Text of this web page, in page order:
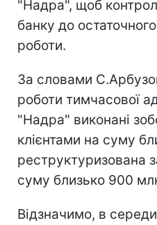
"Надра", щоб
банку до
роботи.
За словами
роботи тимчасової
"Надра" виконані
клієнтами на суму
реструктуризована
суму близько 900
Відзначимо, в